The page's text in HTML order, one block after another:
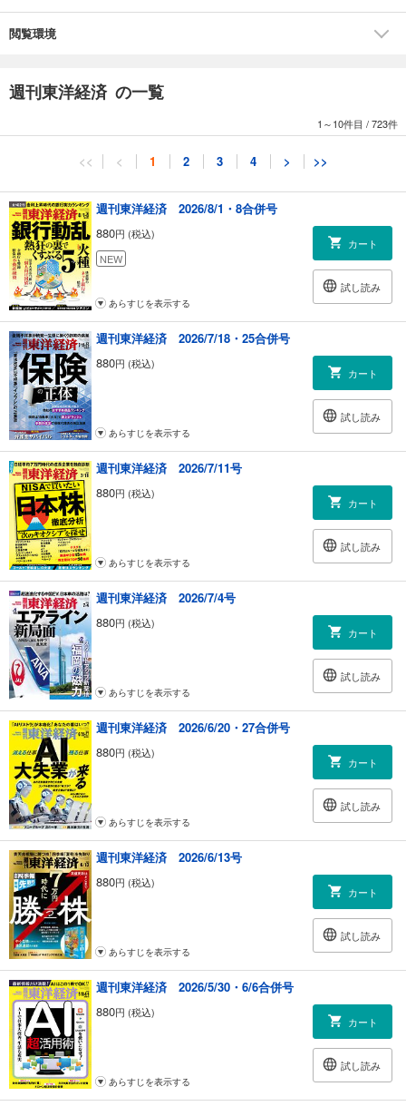
［株コレクターRicky流］配当金生活でFIRE達成 「増配株」投資の極意
［伝説のファンドマネジャーが直言］中小型株にチャンスあり 四季報で
90年前の日本経済を活写 「四季報創刊号」を読み解く ジャーナリスト
野村証券から銀座の夜の街へ 「飲みながら株の話をしています」 きこさ
ん
家賃高騰に拍車をかける チャイナマネー流入の裏側
【産業リポート】“株価爆上げ” キオクシアの現在地
アナリストが読む キオクシアに問われる強さ
“AIの次”にキオクシアが仕込む 「秘密計算スタートアップ」の潜在力
連載
｜経済を見る眼｜
｜編集部から｜
｜NEWS＆TOPICS最前線｜01 DeNA創業者の南場氏 15年ぶり社長復帰
の必然 02 海峡封鎖に直面の出光社長 「中東の重要性は不変」 03 AI全賭
けソフトバンクG 5兆円最高益の期待と懸念
｜トップに直撃｜
｜フォーカス政治｜
｜マネー潮流｜
｜中国動態｜
｜Inside USA｜
｜少数異見｜
｜ゴルフざんまい｜
｜新約ソニー｜
｜知の技法出世の作法｜
｜話題の本｜
｜名著は知っている｜
｜ビジネスと人生は絶望に満ちている｜
｜西野智彦の金融秘録｜
｜21世紀の証言｜
｜次号予告｜
閲覧環境
週刊東洋経済 の一覧
1～10件目 /723件
<< < 1 2 3 4 > >>
週刊東洋経済 2026/8/1・8合併号
880円 (税込)
NEW
カート
試し読み
あらすじを表示する
週刊東洋経済 2026/7/18・25合併号
880円 (税込)
カート
試し読み
あらすじを表示する
週刊東洋経済 2026/7/11号
880円 (税込)
カート
試し読み
あらすじを表示する
週刊東洋経済 2026/7/4号
880円 (税込)
カート
試し読み
あらすじを表示する
週刊東洋経済 2026/6/20・27合併号
880円 (税込)
カート
試し読み
あらすじを表示する
週刊東洋経済 2026/6/13号
880円 (税込)
カート
試し読み
あらすじを表示する
週刊東洋経済 2026/5/30・6/6合併号
880円 (税込)
カート
試し読み
あらすじを表示する